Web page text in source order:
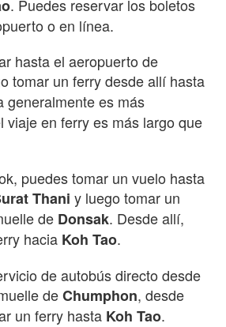
. Puedes reservar los boletos
o en línea.
hasta el aeropuerto de
tomar un ferry desde allí hasta
generalmente es más
viaje en ferry es más largo que
puedes tomar un vuelo hasta
Thani y luego tomar un
de Donsak. Desde allí,
hacia Koh Tao.
de autobús directo desde
deChumphon, desde
un ferry hasta Koh Tao.